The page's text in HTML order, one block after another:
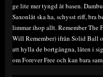
ge lite mer tyngd åt basen.
Saxonlåt ska ha, schysst riff, bra
limmar ihop allt. Remember The
Will Remember) ifrån Solid Ball
att hylla de bortgångna, låten i
om Forever Free och kan bara